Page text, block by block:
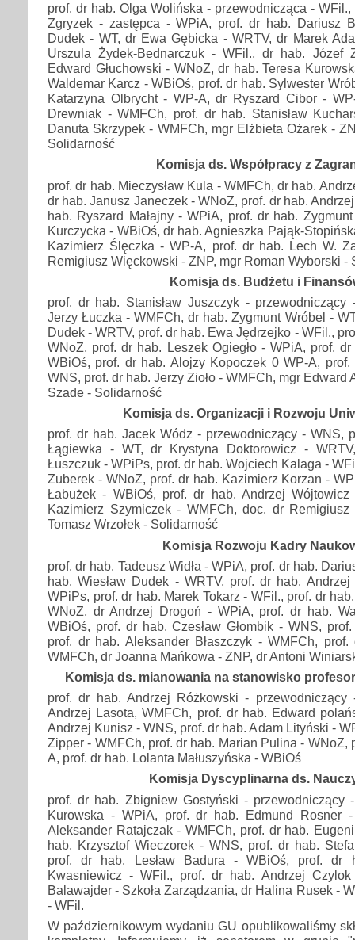
prof. dr hab. Olga Wolińska - przewodnicząca -
Zgryzek - zastępca - WPiA, prof. dr hab. Dariusz
Dudek - WT, dr Ewa Gębicka - WRTV, dr Marek
Urszula Żydek-Bednarczuk - WFil., dr hab. Józef
Edward Głuchowski - WNoZ, dr hab. Teresa
Waldemar Karcz - WBiOś, prof. dr hab. Sylwester
Katarzyna Olbrycht - WP-A, dr Ryszard Cibor -
Drewniak - WMFCh, prof. dr hab. Stanisław
Danuta Skrzypek - WMFCh, mgr Elżbieta Ożarek -
Solidarność
Komisja ds. Współpracy z
prof. dr hab. Mieczysław Kula - WMFCh, dr hab.
dr hab. Janusz Janeczek - WNoZ, prof. dr hab.
hab. Ryszard Małajny - WPiA, prof. dr hab.
Kurczycka - WBiOś, dr hab. Agnieszka Pająk-
Kazimierz Ślęczka - WP-A, prof. dr hab. Lech W.
Remigiusz Więckowski - ZNP, mgr Roman Wyborski -
Komisja ds. Budżetu i
prof. dr hab. Stanisław Juszczyk -
Jerzy Łuczka - WMFCh, dr hab. Zygmunt Wróbel -
Dudek - WRTV, prof. dr hab. Ewa Jędrzejko - WFil.,
WNoZ, prof. dr hab. Leszek Ogiegło - WPiA, prof.
WBiOś, prof. dr hab. Alojzy Kopoczek 0 WP-A,
WNS, prof. dr hab. Jerzy Zioło - WMFCh, mgr Edward
Szade - Solidarność
Komisja ds. Organizacji i Rozwoju
prof. dr hab. Jacek Wódz - przewodniczący - WNS,
Łągiewka - WT, dr Krystyna Doktorowicz -
Łuszczuk - WPiPs, prof. dr hab. Wojciech Kalaga -
Zuberek - WNoZ, prof. dr hab. Kazimierz Korzan -
Łabużek - WBiOś, prof. dr hab. Andrzej
Kazimierz Szymiczek - WMFCh, doc. dr
Tomasz Wrzołek - Solidarność
Komisja Rozwoju Kadry
prof. dr hab. Tadeusz Widła - WPiA, prof. dr hab.
hab. Wiesław Dudek - WRTV, prof. dr hab.
WPiPs, prof. dr hab. Marek Tokarz - WFil., prof. dr
WNoZ, dr Andrzej Drogoń - WPiA, prof. dr hab.
WBiOś, prof. dr hab. Czesław Głombik - WNS,
prof. dr hab. Aleksander Błaszczyk - WMFCh,
WMFCh, dr Joanna Mańkowa - ZNP, dr Antoni
Komisja ds. mianowania na stanowisko
prof. dr hab. Andrzej Różkowski -
Andrzej Lasota, WMFCh, prof. dr hab. Edward
Andrzej Kunisz - WNS, prof. dr hab. Adam Lityński -
Zipper - WMFCh, prof. dr hab. Marian Pulina - WNoZ,
A, prof. dr hab. Lolanta Małuszyńska - WBiOś
Komisja Dyscyplinarna ds.
prof. dr hab. Zbigniew Gostyński - przewodniczący
Kurowska - WPiA, prof. dr hab. Edmund Rosner
Aleksander Ratajczak - WMFCh, prof. dr hab.
hab. Krzysztof Wieczorek - WNS, prof. dr hab.
prof. dr hab. Lesław Badura - WBiOś, prof. dr
Kwasniewicz - WFil., prof. dr hab. Andrzej
Balawajder - Szkoła Zarządzania, dr Halina Rusek -
- WFil.
W październikowym wydaniu GU opublikowaliśmy